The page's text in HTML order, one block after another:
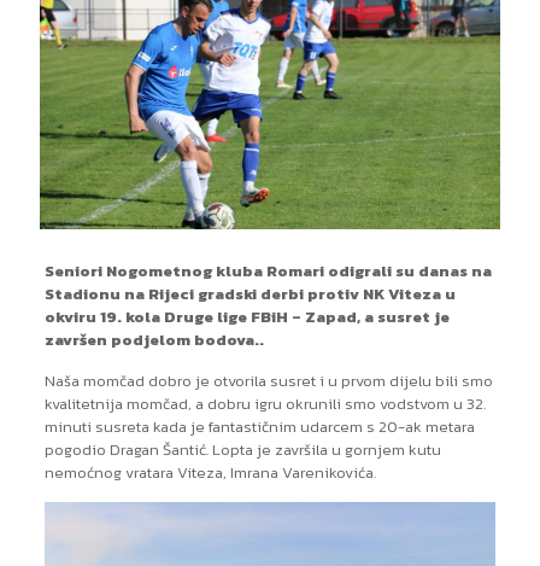
Seniori Nogometnog kluba Romari odigrali su danas na
Stadionu na Rijeci gradski derbi protiv NK Viteza u
okviru 19. kola Druge lige FBiH – Zapad, a susret je
završen podjelom bodova..
Naša momčad dobro je otvorila susret i u prvom dijelu bili smo
kvalitetnija momčad, a dobru igru okrunili smo vodstvom u 32.
minuti susreta kada je fantastičnim udarcem s 20-ak metara
pogodio Dragan Šantić. Lopta je završila u gornjem kutu
nemoćnog vratara Viteza, Imrana Varenikovića.